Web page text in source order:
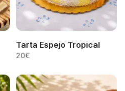
Tarta Espejo Tropical
20€